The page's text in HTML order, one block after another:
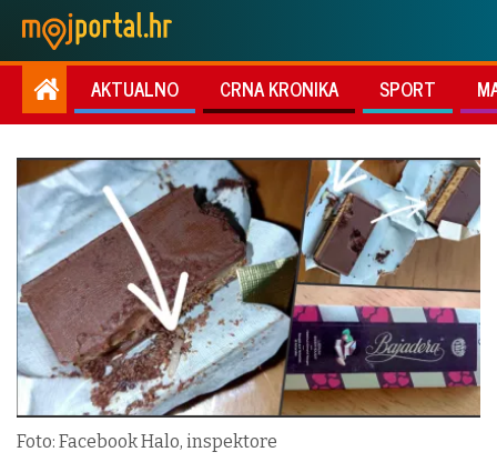
AKTUALNO CRNA KRONIKA SPORT
Foto: Facebook Halo, inspektore